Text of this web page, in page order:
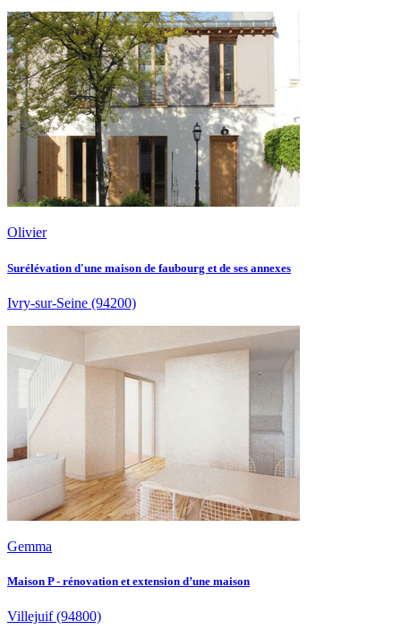
Olivier
Surélévation d'une maison de faubourg et de ses annexes
Ivry-sur-Seine (94200)
Gemma
Maison P - rénovation et extension d’une maison
Villejuif(94800)